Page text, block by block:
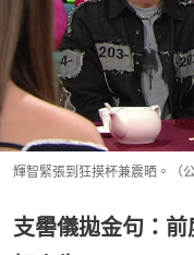
輝智緊張到狂摸杯兼震晒。（公
支嚳儀拋金句：